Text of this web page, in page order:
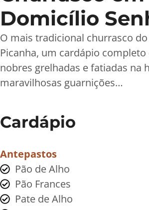
Domicílio
O mais tradicional churrasco
Picanha, um cardápio
nobres grelhadas e fatiadas na
maravilhosas guarnições…
Cardápio
Antepastos
Pão de Alho
Pão Frances
Pate de Alho